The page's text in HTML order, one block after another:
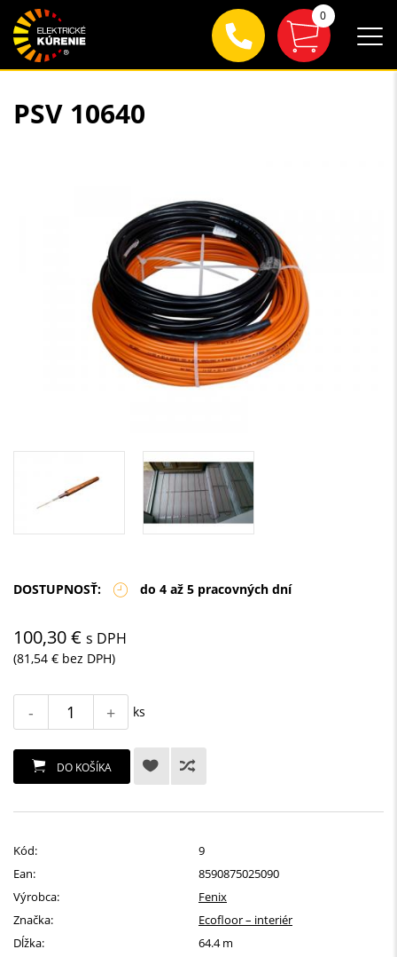
PSV 10640
DOSTUPNOSŤ: do 4 až 5 pracovných dní
100,30 € s DPH
(81,54 € bez DPH)
- + ks
DO KOŠÍKA
Kód:
9
Ean:
8590875025090
Výrobca:
Fenix
Značka:
Ecofloor – interiér
Dĺžka:
64.4 m
0